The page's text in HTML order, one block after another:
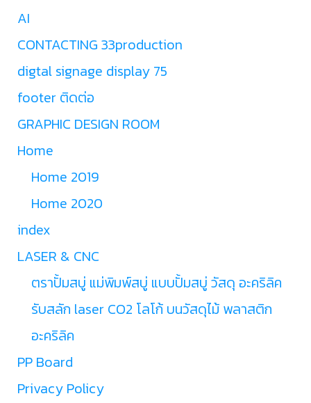
AI
CONTACTING 33production
digtal signage display 75
footer ติดต่อ
GRAPHIC DESIGN ROOM
Home
Home 2019
Home 2020
index
LASER & CNC
ตราปั้มสบู่ แม่พิมพ์สบู่ แบบปั้มสบู่ วัสดุ อะคริลิค
รับสลัก laser CO2 โลโก้ บนวัสดุไม้ พลาสติก
อะคริลิค
PP Board
Privacy Policy